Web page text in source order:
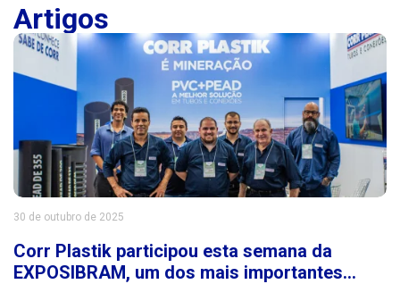
Artigos
30 de outubro de 2025
Corr Plastik participou esta semana da
EXPOSIBRAM, um dos mais importantes